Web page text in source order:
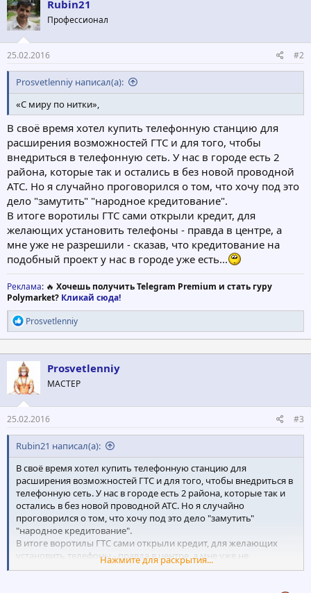
и
и
:
Rubin21
Профессионал
25.02.2016 #2
Prosvetlenniy написал(а):
«С миру по нитки»,
В своё время хотел купить телефонную станцию для
расширения возможностей ГТС и для того, чтобы
внедриться в телефонную сеть. У нас в городе есть 2
района, которые так и остались в без новой проводной
АТС. Но я случайно проговорился о том, что хочу под это
дело "замутить" "народное кредитование".
В итоге воротилы ГТС сами открыли кредит, для
желающих установить телефоны - правда в центре, а
мне уже не разрешили - сказав, что кредитование на
подобный проект у нас в городе уже есть...
Реклама: 🔥 Хочешь получить Telegram Premium и стать гуру
Polymarket? Кликай сюда!
Р
е
а
к
ц
и
и
:
Prosvetlenniy
Prosvetlenniy
МАСТЕР
25.02.2016 #3
Rubin21 написал(а):
В своё время хотел купить телефонную станцию для
расширения возможностей ГТС и для того, чтобы внедриться в
телефонную сеть. У нас в городе есть 2 района, которые так и
остались в без новой проводной АТС. Но я случайно
проговорился о том, что хочу под это дело "замутить"
"народное кредитование".
В итоге воротилы ГТС сами открыли кредит, для желающих
установить телефоны - правда в центре, а мне уже не
разрешили - сказав, что кредитование на подобный проект у
Нажмите для раскрытия...